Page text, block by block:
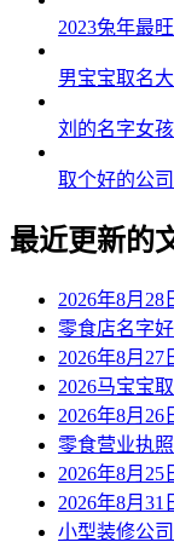
2023兔年最
男宝宝取名
刘的名字女
取个好的公
最近更新的
2026年8月
零食店名字
2026年8月
2026马宝宝
2026年8月
零食营业执
2026年8月
2026年8月
小型装修公